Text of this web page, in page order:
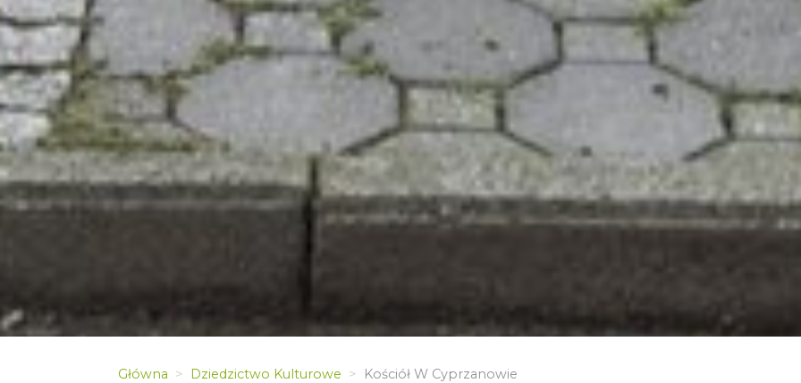
Główna Dziedzictwo Kulturowe Kościół W Cyprzanowie